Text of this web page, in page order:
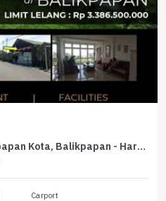
Rumah Area Premium Balikpapan Kota, Balikpapan - Harga Menarik 3,38 Miliar
Carport